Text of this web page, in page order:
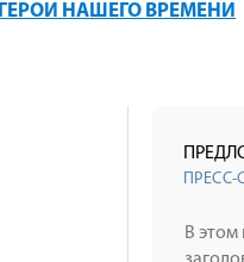
ГЕРОИ НАШЕГО ВРЕМЕНИ
ПРЕСС-